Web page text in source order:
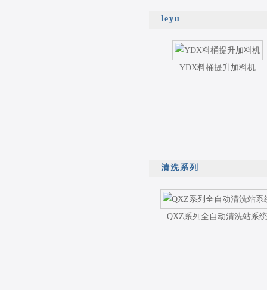
leyu
YDX料桶提升加料机
清洗系列
QXZ系列全自动清洗站系